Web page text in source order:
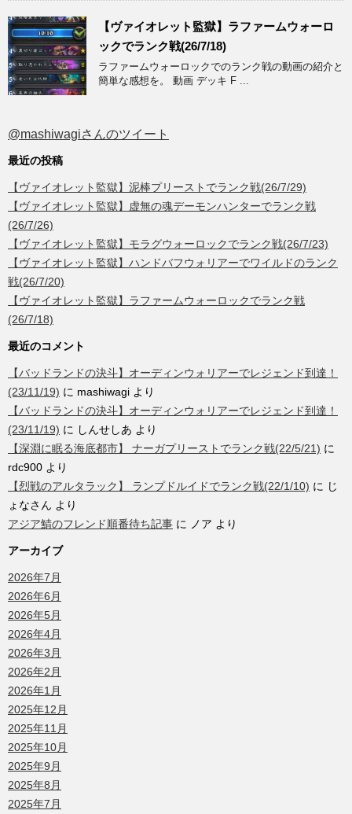
【ヴァイオレット監獄】ラファームウォーロ
ックでランク戦(26/7/18)
ラファームウォーロックでのランク戦の動画の紹介と
簡単な感想を。 動画 デッキ F ...
@mashiwagiさんのツイート
最近の投稿
【ヴァイオレット監獄】泥棒プリーストでランク戦(26/7/29)
【ヴァイオレット監獄】虚無の魂デーモンハンターでランク戦
(26/7/26)
【ヴァイオレット監獄】モラグウォーロックでランク戦(26/7/23)
【ヴァイオレット監獄】ハンドバフウォリアーでワイルドのランク
戦(26/7/20)
【ヴァイオレット監獄】ラファームウォーロックでランク戦
(26/7/18)
最近のコメント
【バッドランドの決斗】オーディンウォリアーでレジェンド到達！
(23/11/19) に mashiwagi より
【バッドランドの決斗】オーディンウォリアーでレジェンド到達！
(23/11/19) に しんせしあ より
【深淵に眠る海底都市】 ナーガプリーストでランク戦(22/5/21) に
rdc900 より
【烈戦のアルタラック】 ランプドルイドでランク戦(22/1/10) に じ
ょなさん より
アジア鯖のフレンド順番待ち記事 に ノア より
アーカイブ
2026年7月
2026年6月
2026年5月
2026年4月
2026年3月
2026年2月
2026年1月
2025年12月
2025年11月
2025年10月
2025年9月
2025年8月
2025年7月